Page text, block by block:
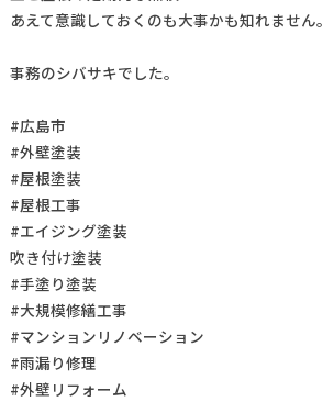
あえて意識しておくのも大事かも知れません。
事務のシバサキでした。
#広島市
#外壁塗装
#屋根塗装
#屋根工事
#エイジング塗装
吹き付け塗装
#手塗り塗装
#大規模修繕工事
#マンションリノベーション
#雨漏り修理
#外壁リフォーム